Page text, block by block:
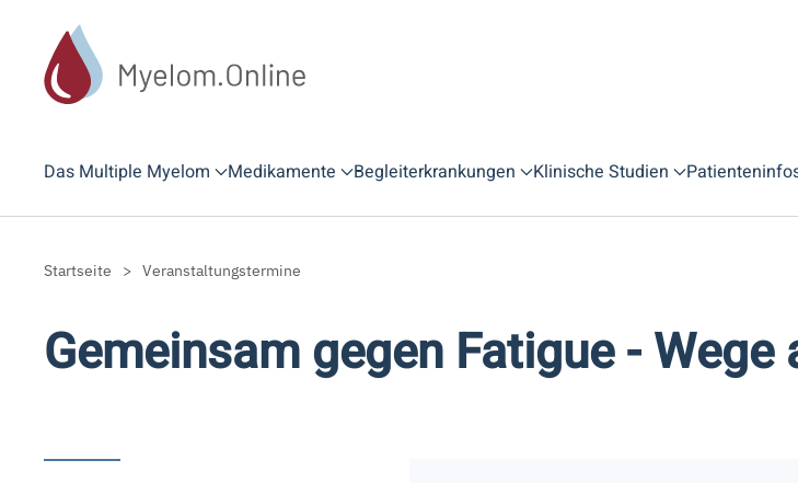
Zum Hauptinhalt springen
Das Multiple Myelom Medikamente Begleiterkrankungen Klinische Studien
Startseite Veranstaltungstermine
Gemeinsam gegen Fatigue -